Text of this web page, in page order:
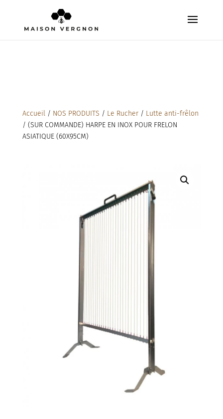
Accueil/ NOS PRODUITS / Le Rucher/ Lutte anti-frêlon
/ (SUR COMMANDE) HARPE EN INOX POUR FRELON
ASIATIQUE (60X95CM)